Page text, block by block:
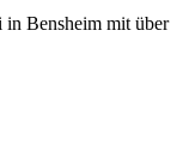
Bensheim mit über